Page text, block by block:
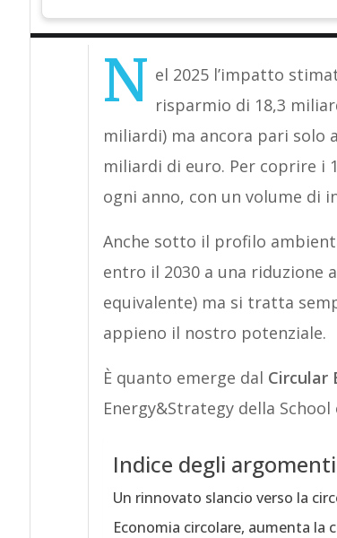
N el 2025 l’impatto
risparmio di 18,3
miliardi) ma ancora pari solo
miliardi di euro. Per coprire i
ogni anno, con un volume di
Anche sotto il profilo
entro il 2030 a una riduzione
equivalente) ma si tratta
appieno il nostro potenziale.
È quanto emerge dal Circular
Energy&Strategy della
Indice degli argomenti
Un rinnovato slancio verso la
Economia circolare, aumenta la